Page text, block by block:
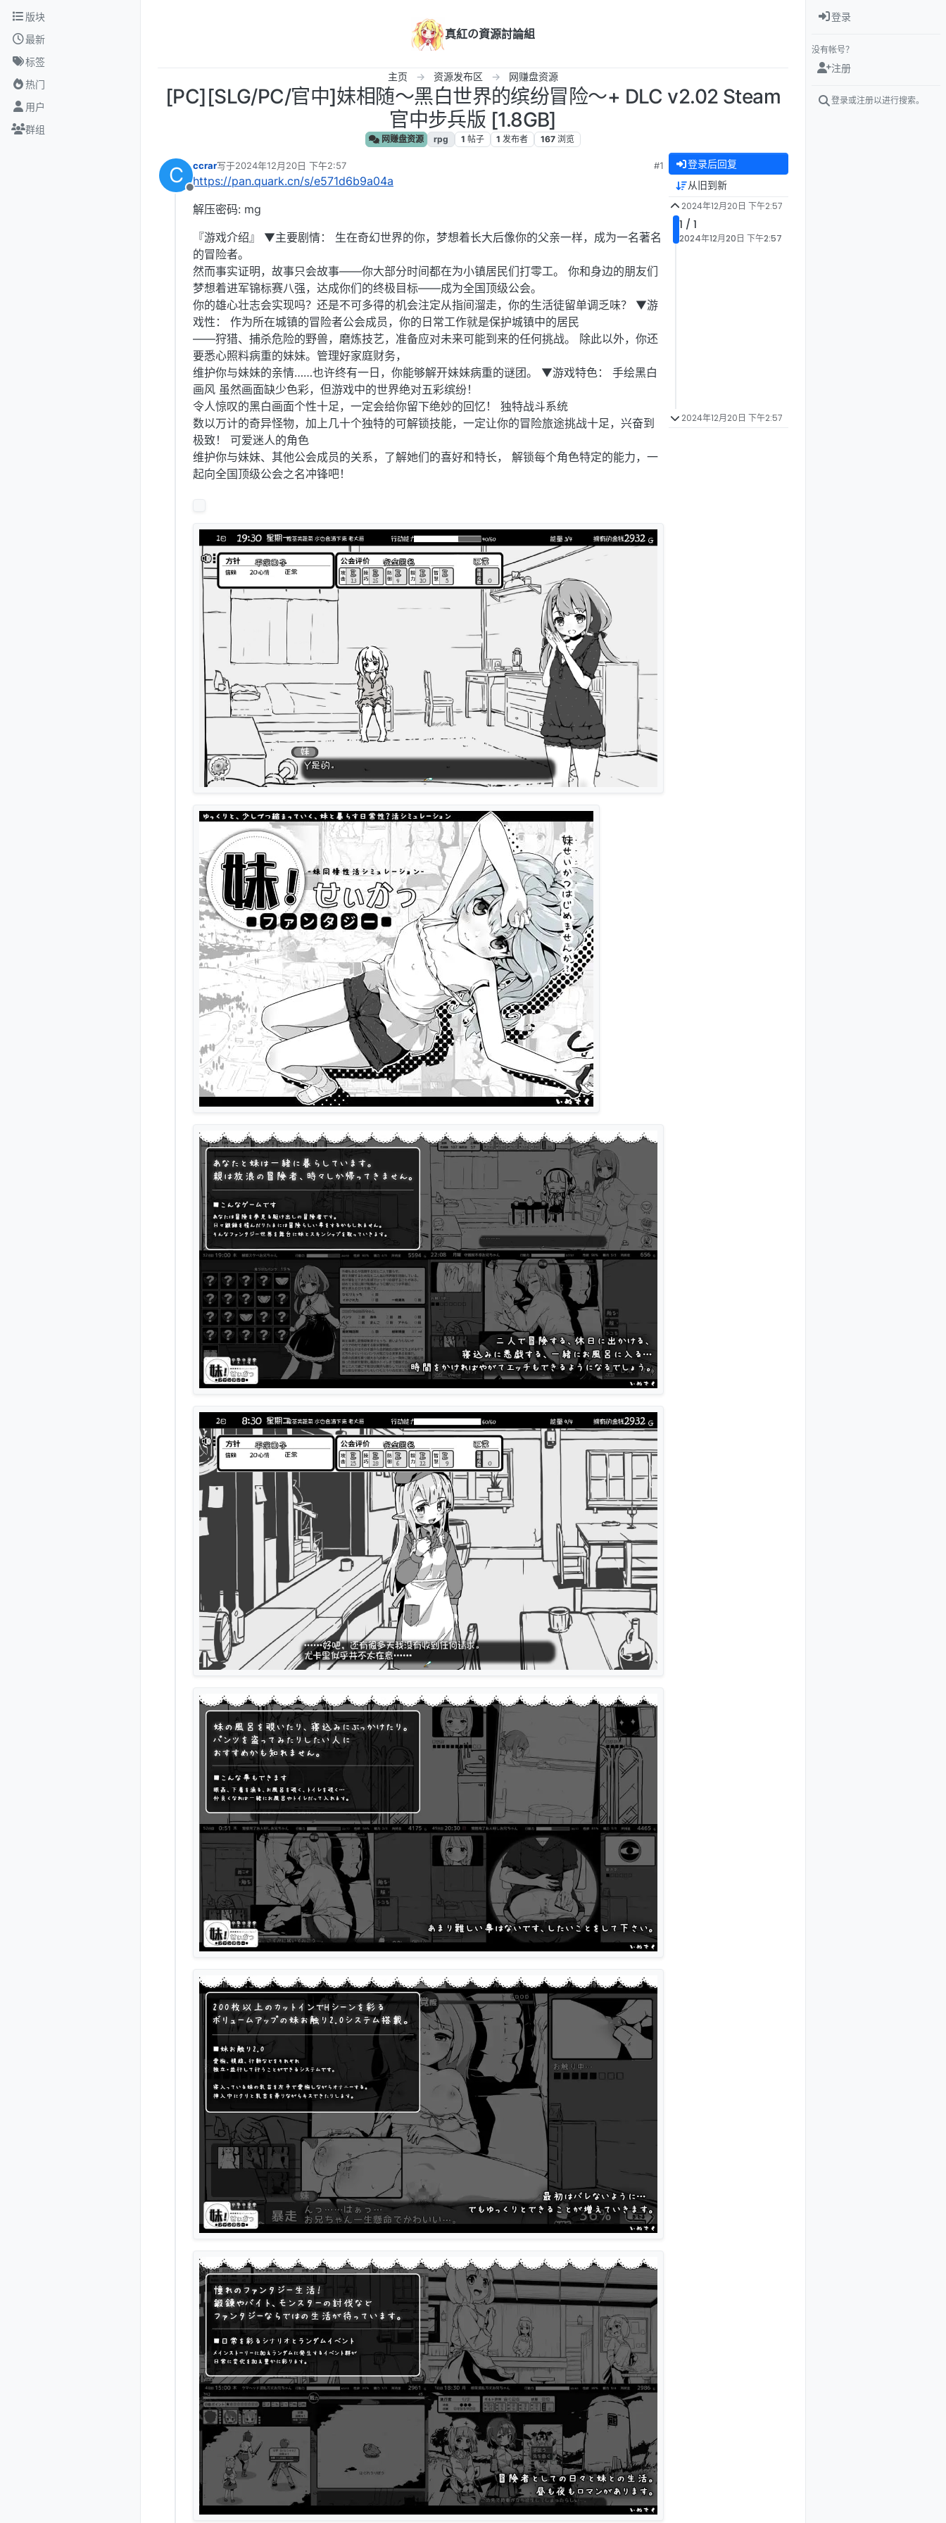
跳转至内容
版块
最新
标签
热门
用户
群组
真紅の資源討論組
主页 资源发布区 网赚盘资源
[PC][SLG/PC/官中]妹相随～黑白世界的缤纷冒险～+ DLC v2.02 Steam
官中步兵版 [1.8GB]
网赚盘资源 rpg 1 帖子 1 发布者 167 浏览
C
离线
ccrar写于2024年12月20日 下午2:57
最后由 编辑
#1
https://pan.quark.cn/s/e571d6b9a04a
解压密码: mg
『游戏介绍』 ▼主要剧情： 生在奇幻世界的你，梦想着长大后像你的父亲一样，成为一名著名
的冒险者。
然而事实证明，故事只会故事——你大部分时间都在为小镇居民们打零工。 你和身边的朋友们
梦想着进军锦标赛八强，达成你们的终极目标——成为全国顶级公会。
你的雄心壮志会实现吗？还是不可多得的机会注定从指间溜走，你的生活徒留单调乏味？ ▼游
戏性： 作为所在城镇的冒险者公会成员，你的日常工作就是保护城镇中的居民
——狩猎、捕杀危险的野兽，磨炼技艺，准备应对未来可能到来的任何挑战。 除此以外，你还
要悉心照料病重的妹妹。管理好家庭财务，
维护你与妹妹的亲情……也许终有一日，你能够解开妹妹病重的谜团。 ▼游戏特色： 手绘黑白
画风 虽然画面缺少色彩，但游戏中的世界绝对五彩缤纷！
令人惊叹的黑白画面个性十足，一定会给你留下绝妙的回忆！ 独特战斗系统
数以万计的奇异怪物，加上几十个独特的可解锁技能，一定让你的冒险旅途挑战十足，兴奋到
极致！ 可爱迷人的角色
维护你与妹妹、其他公会成员的关系，了解她们的喜好和特长， 解锁每个角色特定的能力，一
起向全国顶级公会之名冲锋吧！
登录后回复
从旧到新
2024年12月20日 下午2:57
1 / 1
2024年12月20日 下午2:57
2024年12月20日 下午2:57
登录
没有帐号？
注册
登录或注册以进行搜索。